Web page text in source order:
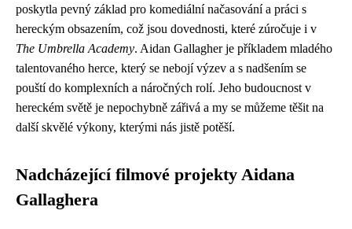
poskytla pevný základ pro komediální načasování a práci s
hereckým obsazením, což jsou dovednosti, které zúročuje i v
The Umbrella Academy. Aidan Gallagher je příkladem mladého
talentovaného herce, který se nebojí výzev a s nadšením se
pouští do komplexních a náročných rolí. Jeho budoucnost v
hereckém světě je nepochybně zářivá a my se můžeme těšit na
další skvělé výkony, kterými nás jistě potěší.
Nadcházející filmové projekty Aidana
Gallaghera